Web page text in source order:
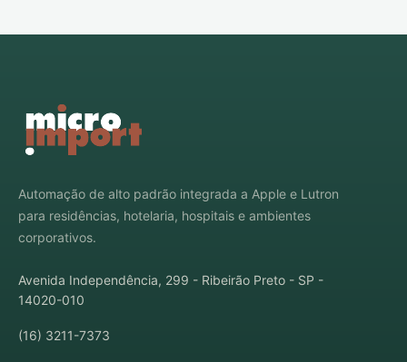
Automação de alto padrão integrada a Apple e Lutron
para residências, hotelaria, hospitais e ambientes
corporativos.
Avenida Independência, 299 - Ribeirão Preto - SP -
14020-010
(16) 3211-7373